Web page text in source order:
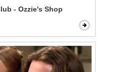
The Adventure Club - Ozzie's Shop